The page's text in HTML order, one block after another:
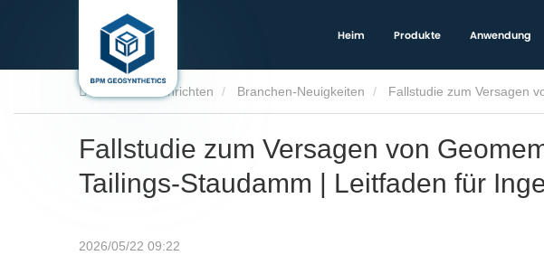
Heim Produkte Anwendung
Nachrichten Branchen-Neuigkeiten Fallstudie zum Versagen
Fallstudie zum Versagen von
Tailings-Staudamm | Leitfaden für
2026/05/22 09:22